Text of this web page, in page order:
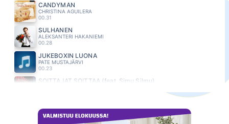
CANDYMAN
CHRISTINA AGUILERA
00.31
SULHANEN
ALEKSANTERI HAKANIEMI
00.28
JUKEBOXIN LUONA
PATE MUSTAJÄRVI
00.23
SOITTAJAT SOITTAA (feat. Simu Silmu)
ANNA PUU
00.16